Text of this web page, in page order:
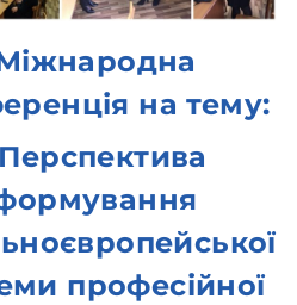
на тему:
професійної